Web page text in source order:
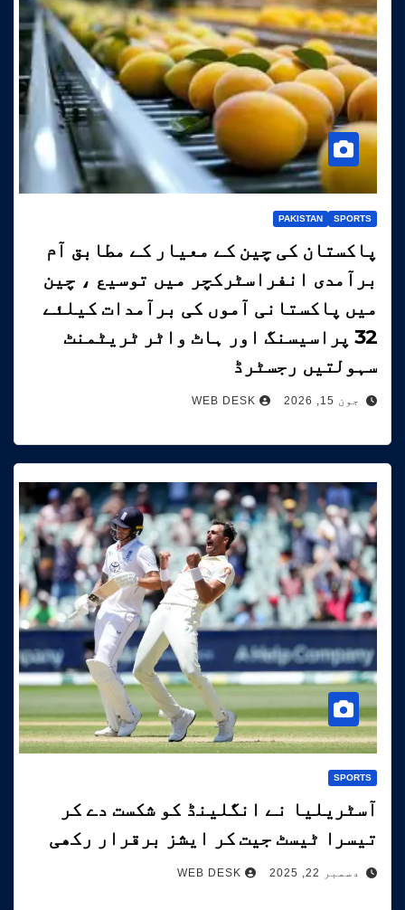
SPORTS
PAKISTAN
پاکستان کی چین کے معیار کے مطابق آم
برآمدی انفراسٹرکچر میں توسیع ، چین
میں پاکستانی آموں کی برآمدات کیلئے
32 پراسیسنگ اور ہاٹ واٹر ٹریٹمنٹ
سہولتیں رجسٹرڈ
جون 15, 2026 WEB DESK
SPORTS
آسٹریلیا نے انگلینڈ کو شکست دے کر
تیسرا ٹیسٹ جیت کر ایشز برقرار رکھی
دسمبر 22, 2025 WEB DESK